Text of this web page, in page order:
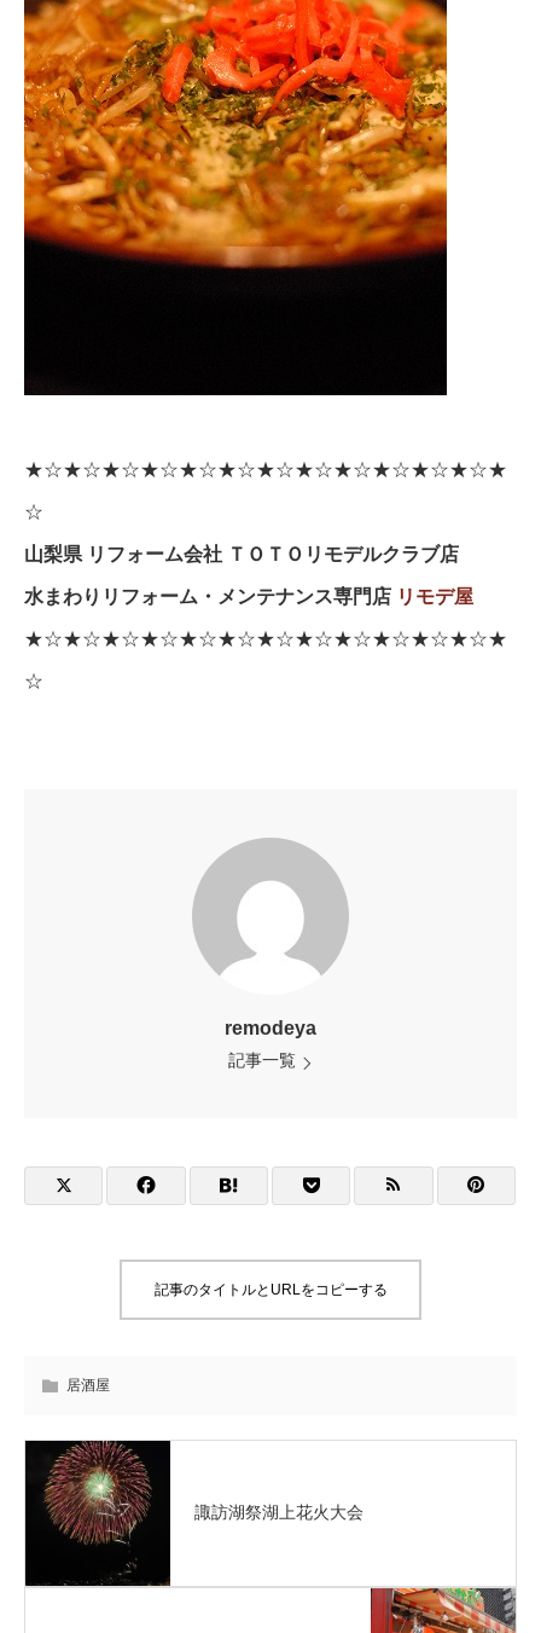
★☆★☆★☆★☆★☆★☆★☆★☆★☆★☆★☆★☆★
☆
山梨県 リフォーム会社 ＴＯＴＯリモデルクラブ店
水まわりリフォーム・メンテナンス専門店 リモデ屋
★☆★☆★☆★☆★☆★☆★☆★☆★☆★☆★☆★☆★
☆
remodeya
記事一覧
記事のタイトルとURLをコピーする
居酒屋
諏訪湖祭湖上花火大会